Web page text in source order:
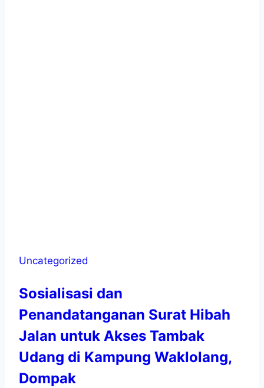
Uncategorized
Sosialisasi dan
Penandatanganan Surat Hibah
Jalan untuk Akses Tambak
Udang di Kampung Waklolang,
Dompak